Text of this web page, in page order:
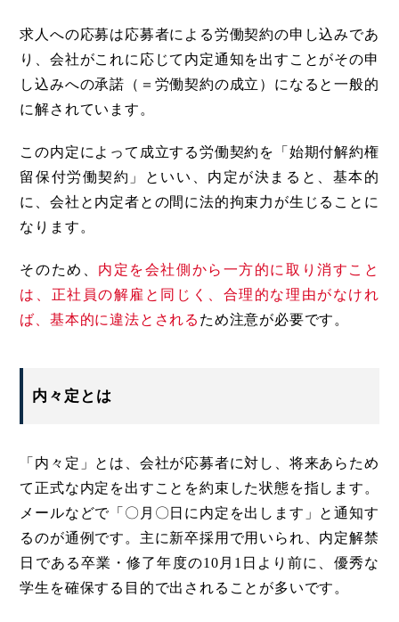
求人への応募は応募者による労働契約の申し込みであ
り、会社がこれに応じて内定通知を出すことがその申
し込みへの承諾（＝労働契約の成立）になると一般的
に解されています。
この内定によって成立する労働契約を「始期付解約権
留保付労働契約」といい、内定が決まると、基本的
に、会社と内定者との間に法的拘束力が生じることに
なります。
そのため、 内定を会社側から一方的に取り消すこと
は、正社員の解雇と同じく、合理的な理由がなけれ
ば、基本的に違法とされる ため注意が必要です。
内々定とは
「内々定」とは、会社が応募者に対し、将来あらため
て正式な内定を出すことを約束した状態を指します。
メールなどで「〇月〇日に内定を出します」と通知す
るのが通例です。主に新卒採用で用いられ、内定解禁
日である卒業・修了年度の10月1日より前に、優秀な
学生を確保する目的で出されることが多いです。